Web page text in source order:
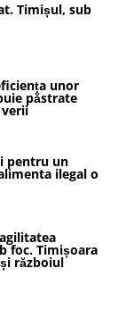
Timișul, sub
unor
păstrate
pentru un
ilegal o
foc. Timișoara
războiul